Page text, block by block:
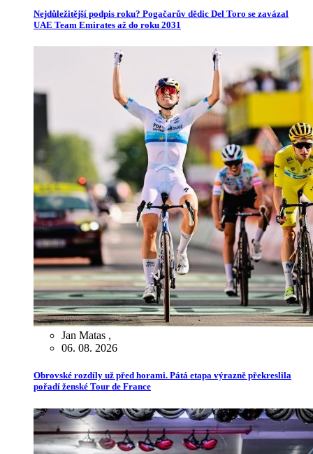
Nejdůležitější podpis roku? Pogačarův dědic Del Toro se zavázal
UAE Team Emirates až do roku 2031
Jan Matas ,
06. 08. 2026
Obrovské rozdíly už před horami. Pátá etapa výrazně překreslila
pořadí ženské Tour de France